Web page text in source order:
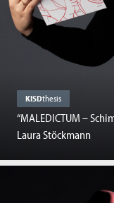
KISDthesis
“MALEDICTUM –
Laura Stöckmann